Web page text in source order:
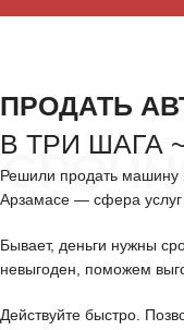
ПРОДАТЬ
В ТРИ ШАГА
Решили продать машину
Арзамасе — сфера
Бывает, деньги нужны
невыгоден, поможем
Действуйте быстро.